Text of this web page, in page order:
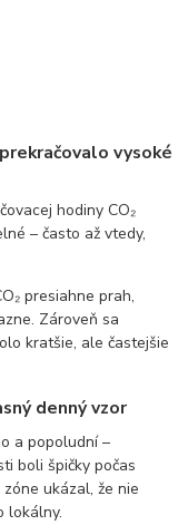
vysoké
hodiny CO₂
– často až vtedy,
presiahne prah,
Zároveň sa
kratšie, ale častejšie
denný vzor
a popoludní –
boli špičky počas
ukázal, že nie
lokálny.